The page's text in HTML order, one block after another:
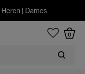
Heren | Dames
0